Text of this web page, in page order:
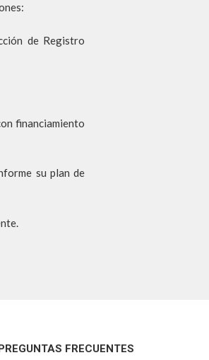
de Registro
financiamiento
su plan de
FRECUENTES